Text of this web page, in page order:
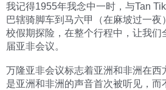
我记得1955年我念中一时，与Tan
巴辖骑脚车到马六甲（在麻坡过一
校假期探险，在整个行程中，让我
届亚非会议。
万隆亚非会议标志着亚洲和非洲在
是亚洲和非洲的声音首次被听见，